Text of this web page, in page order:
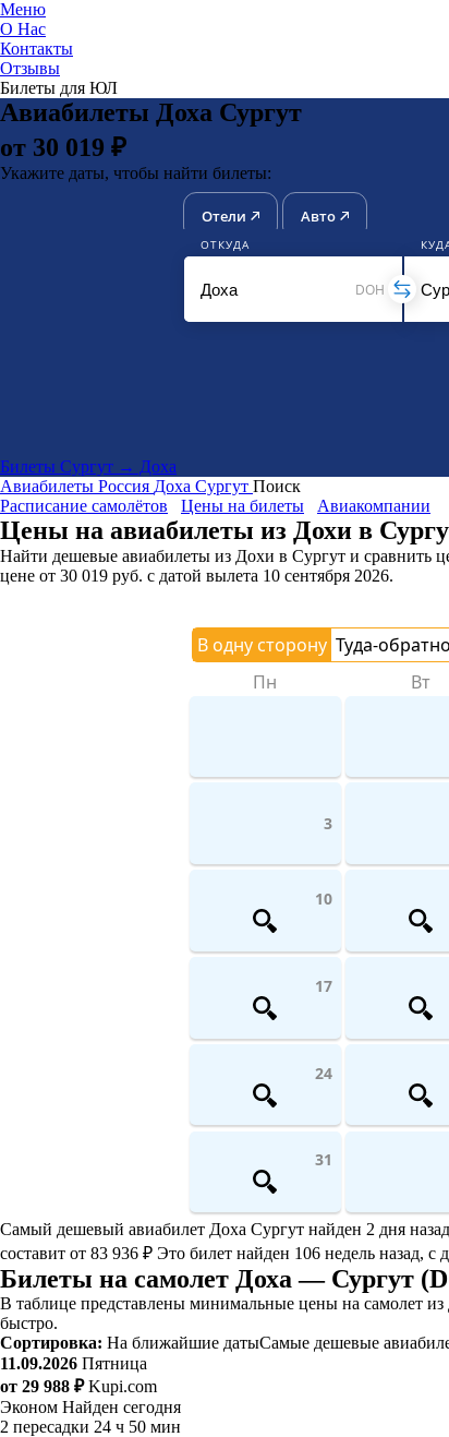
Меню
О Нас
Контакты
Отзывы
Билеты для ЮЛ
Авиабилеты Доха Сургут
от 30 019 ₽
Укажите даты, чтобы найти билеты:
Отели Авто
ОТКУДА
DOH
Билеты Сургут → Доха
Авиабилеты Россия Доха Сургут Поиск
Расписание самолётов
Цены на билеты Авиакомпании
Цены на авиабилеты из Дохи в
Найти дешевые авиабилеты из Дохи в Сургут и сравнить
цене от 30 019 руб. с датой вылета 10 сентября 2026.
В одну сторону Туда-обратно
Пн Вт
3
10
17
24
31
Самый дешевый авиабилет Доха Сургут найден 2 дня
составит от 83 936 ₽ Это билет найден 106 недель назад,
Билеты на самолет Доха — Сургут
В таблице представлены минимальные цены на самолет
быстро.
Сортировка: На ближайшие датыСамые дешевые
11.09.2026 Пятница
от 29 988 ₽ Kupi.com
Эконом Найден сегодня
2 пересадки 24 ч 50 мин